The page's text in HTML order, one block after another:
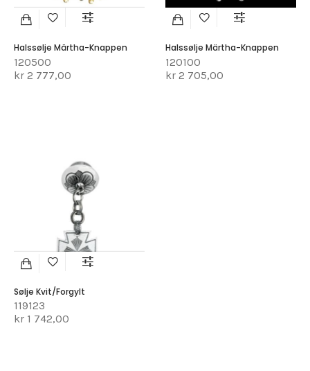
Halssølje Märtha-Knappen
120500
kr 2 777,00
Halssølje Märtha-Knappen
120100
kr 2 705,00
Sølje Kvit/forgylt
119123
kr 1 742,00